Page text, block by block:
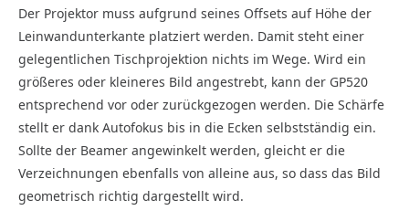
Der Projektor muss aufgrund seines Offsets auf Höhe der
Leinwandunterkante platziert werden. Damit steht einer
gelegentlichen Tischprojektion nichts im Wege. Wird ein
größeres oder kleineres Bild angestrebt, kann der GP520
entsprechend vor oder zurückgezogen werden. Die Schärfe
stellt er dank Autofokus bis in die Ecken selbstständig ein.
Sollte der Beamer angewinkelt werden, gleicht er die
Verzeichnungen ebenfalls von alleine aus, so dass das Bild
geometrisch richtig dargestellt wird.